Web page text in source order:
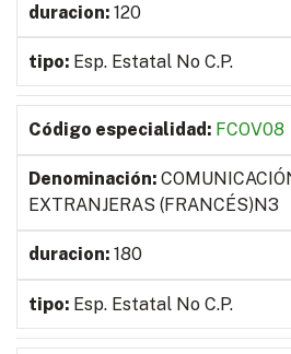
120
Esp. Estatal No C.P.
FCOV08
EXTRANJERAS (FRANCÉS)N3
180
Esp. Estatal No C.P.